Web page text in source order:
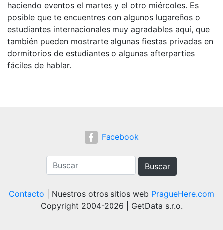
haciendo eventos el martes y el otro miércoles. Es
posible que te encuentres con algunos lugareños o
estudiantes internacionales muy agradables aquí, que
también pueden mostrarte algunas fiestas privadas en
dormitorios de estudiantes o algunas afterparties
fáciles de hablar.
Facebook
Buscar
Contacto | Nuestros otros sitios web PragueHere.com
Copyright 2004-2026 | GetData s.r.o.